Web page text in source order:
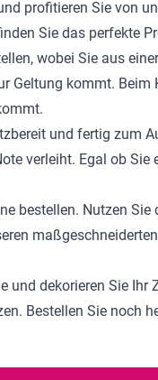
profitieren Sie von
Sie das perfekte
wobei Sie aus
Geltung kommt.
und fertig zum
verleiht. Egal ob
bestellen. Nutzen
dekorieren Sie
Bestellen Sie noch